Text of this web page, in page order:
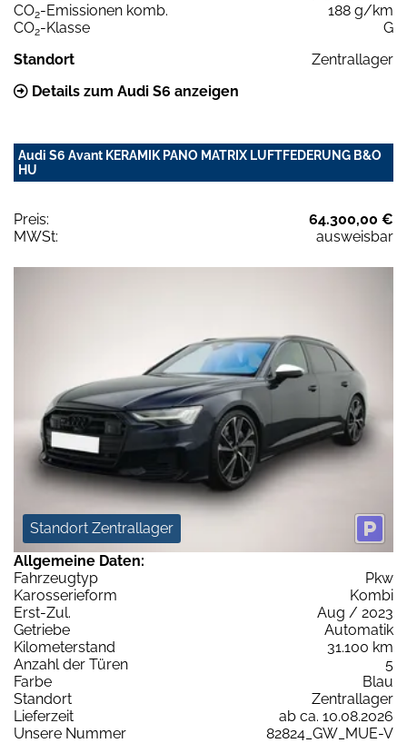
CO2-Emissionen komb.
188 g/km
CO2-Klasse
G
Standort
Zentrallager
Details zum Audi S6 anzeigen
Audi S6 Avant KERAMIK PANO MATRIX LUFTFEDERUNG B&O
HU
Preis:
64.300,00 €
MWSt:
ausweisbar
Standort Zentrallager
Allgemeine Daten:
Fahrzeugtyp
Pkw
Karosserieform
Kombi
Erst-Zul.
Aug / 2023
Getriebe
Automatik
Kilometerstand
31.100 km
Anzahl der Türen
5
Farbe
Blau
Standort
Zentrallager
Lieferzeit
ab ca. 10.08.2026
Unsere Nummer
82824_GW_MUE-V